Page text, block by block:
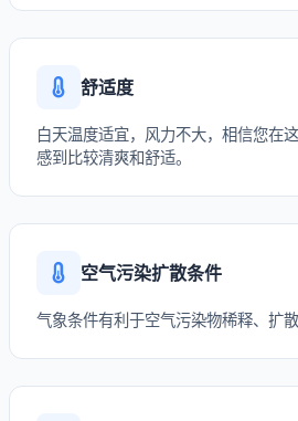
舒适度
白天温度适宜，风力不大，相信您在
感到比较清爽和舒适。
空气污染扩散条件
气象条件有利于空气污染物稀释、扩散